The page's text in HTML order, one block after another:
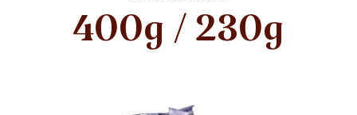
400g / 230g